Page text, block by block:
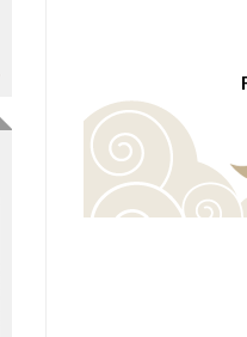
OLD LINKS
MY BIG BROTHER
[INFOGRAPHIE]